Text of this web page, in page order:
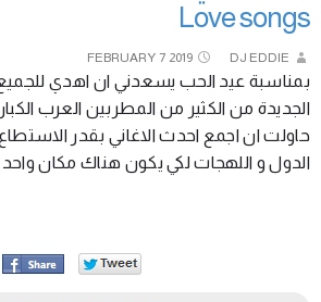
Love songs
FEBRUARY 7 2019 DJ EDDIE
بمناسبة عيد الحب يسعدني ان اهدي
الجديدة من الكثير من المطربين العرب
حاولت ان اجمع احدث الاغاني بقدر
الدول و اللهجات لكي يكون هناك مكان واحد